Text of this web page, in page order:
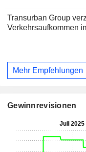
Transurban Group
Verkehrsaufkommen
Mehr Empfehlungen
Gewinnrevisionen